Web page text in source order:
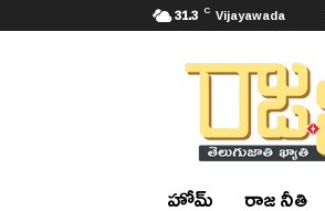
31.3 C Vijayawada
హోమ్ రాజ నీతి